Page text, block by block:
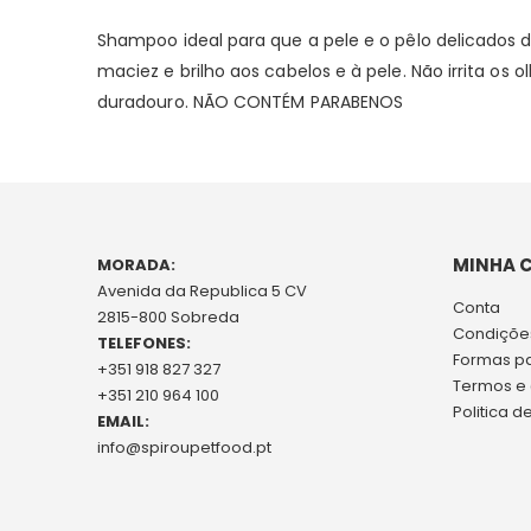
Shampoo ideal para que a pele e o pêlo
maciez e brilho aos cabelos e à pele. Não irrita os
duradouro. NÃO CONTÉM PARABENOS
MORADA:
Avenida da Republica 5 CV
2815-800 Sobreda
TELEFONES:
+351 918 827 327
+351 210 964 100
EMAIL:
info@spiroupetfood.pt
MINHA
Conta
Formas
Termos
Politica